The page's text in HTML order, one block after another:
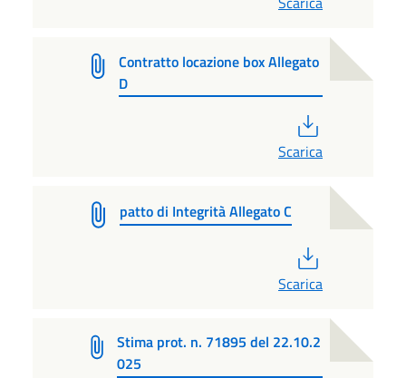
Contratto locazione box Allegato
D
Scarica
patto di Integrità Allegato C
Scarica
Stima prot. n. 71895 del 22.10.2
025